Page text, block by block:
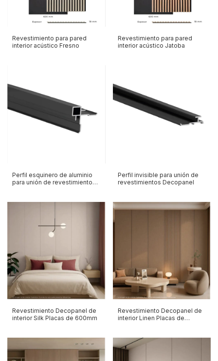
Revestimiento para pared
interior acústico Fresno
Revestimiento para pared
interior acústico Jatoba
Perfil esquinero de aluminio
para unión de revestimientos
Perfil invisible para unión de
revestimientos Decopanel
Revestimiento Decopanel de
interior Silk Placas de 600mm
Revestimiento Decopanel de
interior Linen Placas de